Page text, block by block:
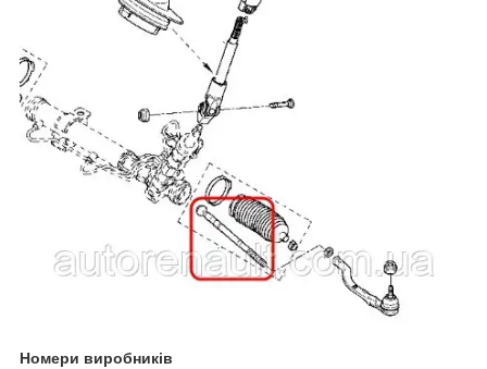
Номери виробників